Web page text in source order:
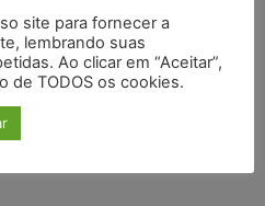
site para fornecer a
lembrando suas
Ao clicar em “Aceitar”,
de TODOS os cookies.